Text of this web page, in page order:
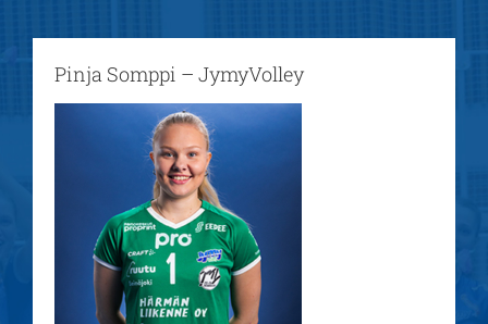
Pinja Somppi – JymyVolley